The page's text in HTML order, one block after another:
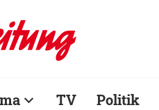
TV Politik